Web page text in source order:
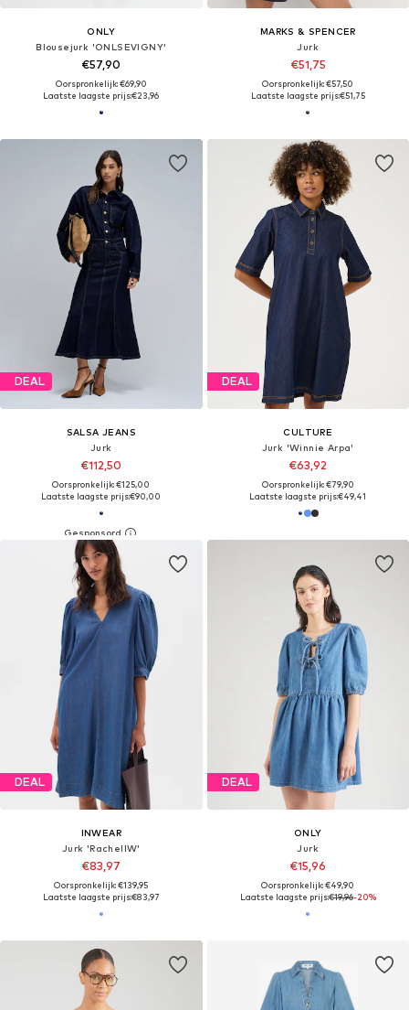
ONLY
Blousejurk 'ONLSEVIGNY'
€57,90
Oorspronkelijk: €69,90
Laatste laagste prijs:€23,96
MARKS & SPENCER
Jurk
€51,75
Oorspronkelijk: €57,50
Laatste laagste prijs:€51,75
DEAL
SALSA JEANS
Jurk
€112,50
Oorspronkelijk: €125,00
Laatste laagste prijs:€90,00
DEAL
CULTURE
Jurk 'Winnie Arpa'
€63,92
Oorspronkelijk: €79,90
Laatste laagste prijs:€49,41
DEAL
INWEAR
Jurk 'RachelIW'
€83,97
Oorspronkelijk: €139,95
Laatste laagste prijs:€83,97
DEAL
ONLY
Jurk
€15,96
Oorspronkelijk: €49,90
Laatste laagste prijs:€19,96-20%